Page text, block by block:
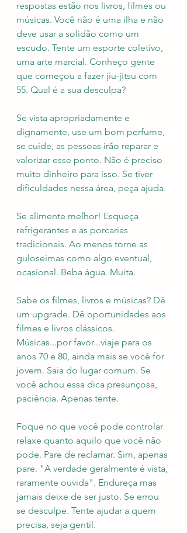
respostas estão nos livros, filmes ou
músicas. Você não é uma ilha e não
deve usar a solidão como um
escudo. Tente um esporte coletivo,
uma arte marcial. Conheço gente
que começou a fazer jiu-jitsu com
55. Qual é a sua desculpa?
Se vista apropriadamente e
dignamente, use um bom perfume,
se cuide, as pessoas irão reparar e
valorizar esse ponto. Não é preciso
muito dinheiro para isso. Se tiver
dificuldades nessa área, peça ajuda.
Se alimente melhor! Esqueça
refrigerantes e as porcarias
tradicionais. Ao menos torne as
guloseimas como algo eventual,
ocasional. Beba água. Muita.
Sabe os filmes, livros e músicas? Dê
um upgrade. Dê oportunidades aos
filmes e livros clássicos.
Músicas...por favor...viaje para os
anos 70 e 80, ainda mais se você for
jovem. Saia do lugar comum. Se
você achou essa dica presunçosa,
paciência. Apenas tente.
Foque no que você pode controlar
relaxe quanto aquilo que você não
pode. Pare de reclamar. Sim, apenas
pare. "A verdade geralmente é vista,
raramente ouvida". Endureça mas
jamais deixe de ser justo. Se errou
se desculpe. Tente ajudar a quem
precisa, seja gentil.